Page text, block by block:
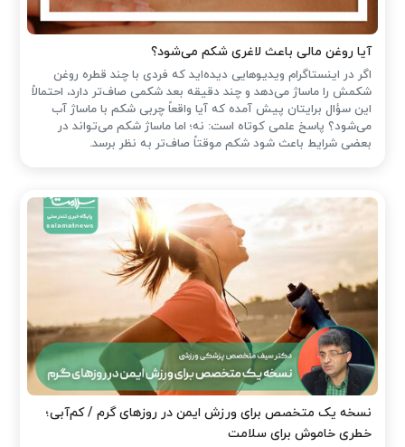
آیا روغن مالی باعث لاغری شکم می‌شود؟
اگر در اینستاگرام ویدیوهایی دیده‌اید که فردی با چند قطره روغن
شکمش را ماساژ می‌دهد و چند دقیقه بعد شکمی صاف‌تر دارد، احتمالاً
این سؤال برایتان پیش آمده که آیا واقعاً چربی شکم با ماساژ آب
می‌شود؟ پاسخ علمی کوتاه است: نه؛ اما ماساژ شکم می‌تواند در
بعضی شرایط باعث شود شکم موقتاً صاف‌تر به نظر برسد.
نسخه یک متخصص برای ورزش ایمن در روزهای گرم / کم‌آبی؛
خطری خاموش برای سلامت